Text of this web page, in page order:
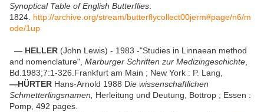
Synoptical Table of English Butterflies
1824. http://archive.org/stream/butterflycollect00jerm#page/n6/m
ode/1up
— HELLER (John Lewis) - 1983 -"Studies in Linnaean method
and nomenclature", Marburger Schriften zur Medizingeschichte
Bd.1983;7:1-326.Frankfurt am Main ; New York : P. Lang,
—HÜRTER Hans-Arnold 1988 Die wissenschaftlichen
Schmetterlingsnamen,
Herleitung und Deutung, Bottrop ; Essen :
Pomp, 492 pages.